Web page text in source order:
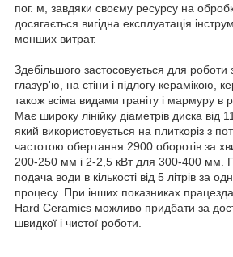
пог. м, завдяки своєму ресурсу на
досягається вигідна експлуатація
менших витрат.
Здебільшого застосовується для
глазур'ю, на стіни і підлогу керамікою,
також всіма видами граніту і мармуру в
Має широку лінійку діаметрів диска від
який використовується на плиткоріз з
частотою обертання 2900 оборотів за
200-250 мм і 2-2,5 кВт для 300-400 мм.
подача води в кількості від 5 літрів за
процесу. При інших показниках
Hard Ceramics можливо придбати за
швидкої і чистої роботи.